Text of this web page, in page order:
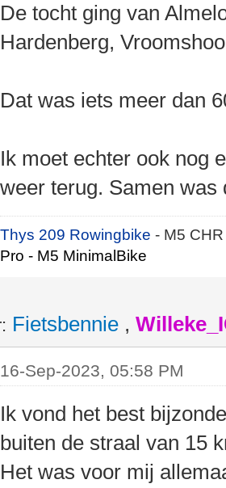
De tocht ging van
Hardenberg,
Dat was iets meer dan
Ik moet echter ook nog
weer terug. Samen was
Thys 209 Rowingbike- M5
Pro - M5 MinimalBike
Fietsbennie ,
16-Sep-2023, 05:58 PM
Ik vond het best
buiten de straal van 15
Het was voor mij